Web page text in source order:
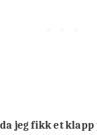
jeg fikk et